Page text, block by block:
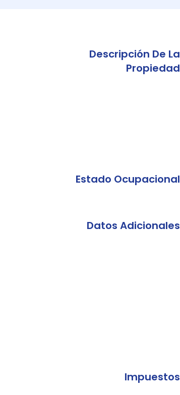
Descripción De La
Propiedad
Estado Ocupacional
Datos Adicionales
Impuestos